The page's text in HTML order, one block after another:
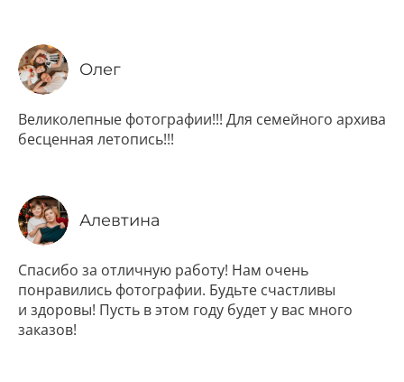
Олег
Великолепные фотографии!!! Для семейного архива
бесценная летопись!!!
Алевтина
Спасибо за отличную работу! Нам очень
понравились фотографии. Будьте счастливы
и здоровы! Пусть в этом году будет у вас много
заказов!